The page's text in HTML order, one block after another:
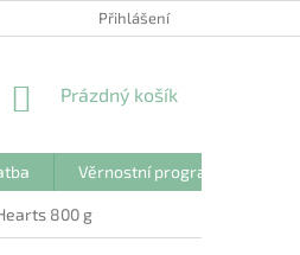
Přihlášení
NÁKUPNÍ
Prázdný košík
Věrnostní program
800 g